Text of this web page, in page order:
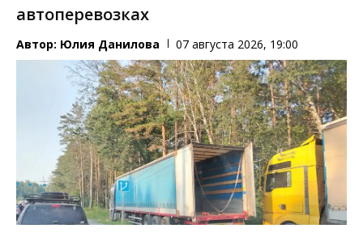
автоперевозках
Автор: Юлия Данилова 07 августа 2026, 19:00